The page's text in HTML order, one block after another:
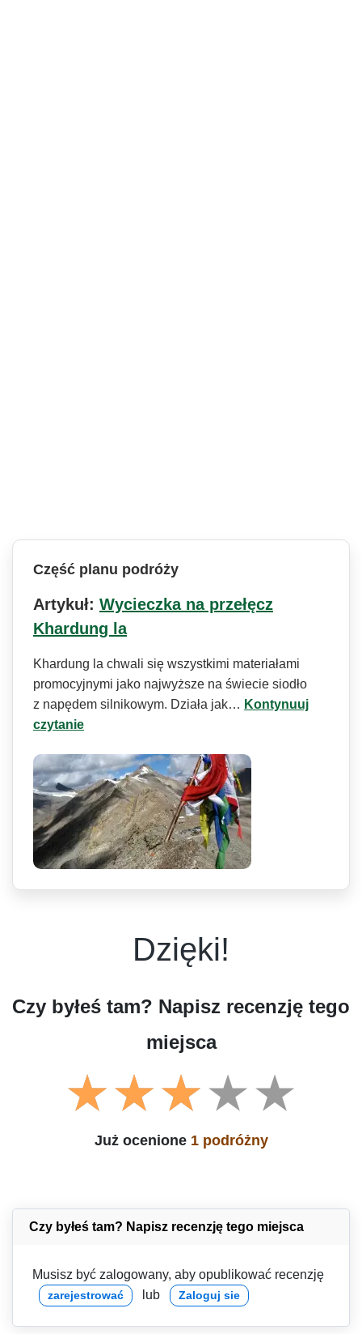
Część planu podróży
Artykuł: Wycieczka na przełęcz
Khardung la
Khardung la chwali się wszystkimi materiałami
promocyjnymi jako najwyższe na świecie siodło
z napędem silnikowym. Działa jak… Kontynuuj
czytanie
Dzięki!
Czy byłeś tam? Napisz recenzję tego
miejsca
Już ocenione 1 podróżny
Czy byłeś tam? Napisz recenzję tego miejsca
Musisz być zalogowany, aby opublikować recenzję
zarejestrować lub Zaloguj sie